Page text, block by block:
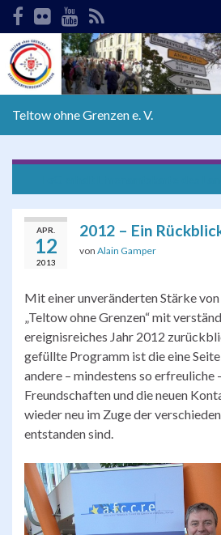
Search for:
Teltow ohne Grenzen e. V.
APR.
12
2013
2012 – Ein
von Alain Gamper
Mit einer unveränderten Stärke
„Teltow ohne Grenzen“ mit
ereignisreiches Jahr 2012
gefüllte Programm ist die eine
andere – mindestens so erfreuliche
Freundschaften und die neuen
wieder neu im Zuge der
entstanden sind.